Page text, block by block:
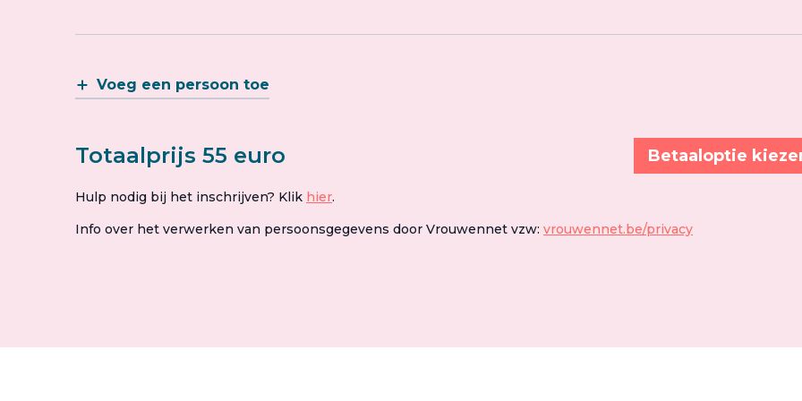
Voeg een persoon toe
Totaalprijs 55 euro Betaaloptie
Hulp nodig bij het inschrijven? Klik hier.
Info over het verwerken van persoonsgegevens door Vrouwennet vzw: vrouwennet.be/privacy